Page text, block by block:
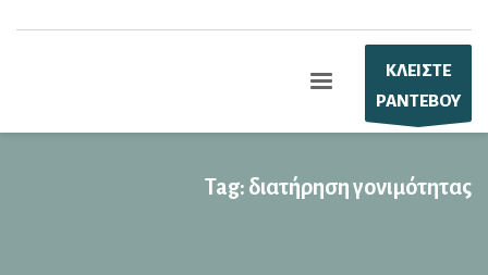
ΚΛΕΙΣΤΕ
ΡΑΝΤΕΒΟΥ
Tag: διατήρηση γονιμότητας